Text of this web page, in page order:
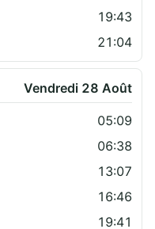
19:43
21:04
Vendredi 28 Août
05:09
06:38
13:07
16:46
19:41